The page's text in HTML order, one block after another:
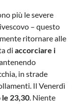
più le severe
– questo
ritornare alle
di accorciare i
in strade
Il Venerdì
23,30. Niente